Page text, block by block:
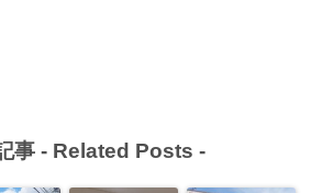
事 - Related Posts -